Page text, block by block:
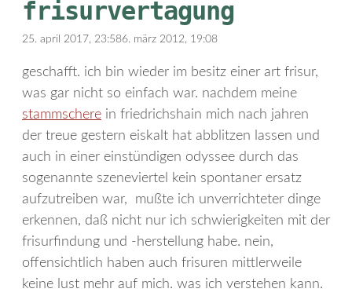
frisurvertagung
25. april 2017, 23:586. märz 2012, 19:08
geschafft. ich bin wieder im besitz einer art frisur,
was gar nicht so einfach war. nachdem meine
stammschere in friedrichshain mich nach jahren
der treue gestern eiskalt hat abblitzen lassen und
auch in einer einstündigen odyssee durch das
sogenannte szeneviertel kein spontaner ersatz
aufzutreiben war, mußte ich unverrichteter dinge
erkennen, daß nicht nur ich schwierigkeiten mit der
frisurfindung und -herstellung habe. nein,
offensichtlich haben auch frisuren mittlerweile
keine lust mehr auf mich. was ich verstehen kann.